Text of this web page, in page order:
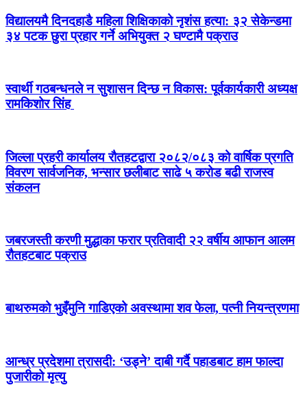
विद्यालयमै दिनदहाडै महिला शिक्षिकाको नृशंस हत्या: ३२ सेकेन्डमा
३४ पटक छुरा प्रहार गर्ने अभियुक्त २ घण्टामै पक्राउ
स्वार्थी गठबन्धनले न सुशासन दिन्छ न विकास: पूर्वकार्यकारी अध्यक्ष
रामकिशोर सिंह ​
जिल्ला प्रहरी कार्यालय रौतहटद्वारा २०८२/०८३ को वार्षिक प्रगति
विवरण सार्वजनिक, भन्सार छलीबाट साढे ५ करोड बढी राजस्व
संकलन
जबरजस्ती करणी मुद्धाका फरार प्रतिवादी २२ वर्षीय आफान आलम
रौतहटबाट पक्राउ
बाथरुमको भुइँमुनि गाडिएको अवस्थामा शव फेला, पत्नी नियन्त्रणमा
आन्ध्र प्रदेशमा त्रासदी: ‘उड्ने’ दाबी गर्दै पहाडबाट हाम फाल्दा
पुजारीको मृत्यु